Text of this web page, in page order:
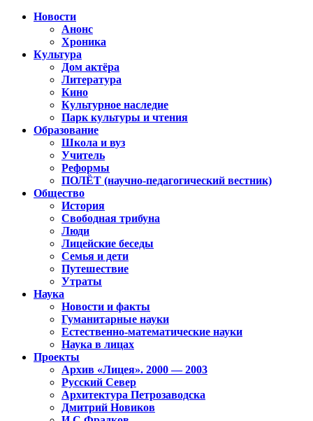
Новости
Анонс
Хроника
Культура
Дом актёра
Литература
Кино
Культурное наследие
Парк культуры и чтения
Образование
Школа и вуз
Учитель
Реформы
ПОЛЁТ (научно-педагогический вестник)
Общество
История
Свободная трибуна
Люди
Лицейские беседы
Семья и дети
Путешествие
Утраты
Наука
Новости и факты
Гуманитарные науки
Естественно-математические науки
Наука в лицах
Проекты
Архив «Лицея». 2000 — 2003
Русский Север
Архитектура Петрозаводска
Дмитрий Новиков